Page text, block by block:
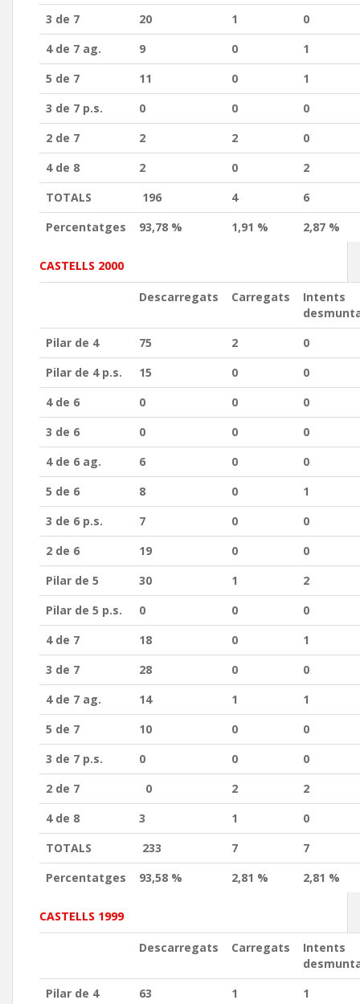
3 de 7
20 1
0
4 de 7 ag.
9 0
1
5 de 7
11 0
1
3 de 7 p.s.
0 0
0
2 de 7
2 2
0
4 de 8
2 0
2
TOTALS
196 4
6
Percentatges
93,78 % 1,91 % 2,87 %
CASTELLS 2000
Descarregats Carregats
Intents
Pilar de 4
75 2
0
Pilar de 4 p.s.
15 0
0
4 de 6
0 0
0
3 de 6
0 0
0
4 de 6 ag.
6 0
0
5 de 6
8 0
1
3 de 6 p.s.
7 0
0
2 de 6
19 0
0
Pilar de 5
30 1
2
Pilar de 5 p.s.
0 0
0
4 de 7
18 0
1
3 de 7
28 0
0
4 de 7 ag.
14 1
1
5 de 7
10 0
0
3 de 7 p.s.
0 0
0
2 de 7
0 2
2
4 de 8
3 1
0
TOTALS
233 7
7
Percentatges
93,58 % 2,81 % 2,81 %
CASTELLS 1999
Descarregats Carregats
Intents
Pilar de 4
63 1 1